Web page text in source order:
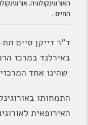
האורוגינקולוגיה.
החיים .
ד"ר דייקן סיים
שהינו אחד
התמחותו
האירופאית